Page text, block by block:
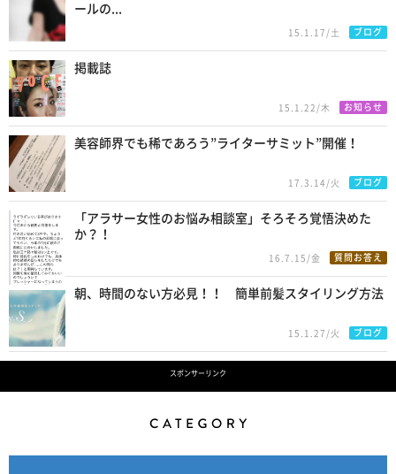
ールの...
15.1.17/土 ブログ
掲載誌
15.1.22/木 お知らせ
美容師界でも稀であろう”ライターサミット”開催！
17.3.14/火 ブログ
「アラサー女性のお悩み相談室」そろそろ覚悟決めた
か？！
16.7.15/金 質問お答え
朝、時間のない方必見！！ 簡単前髪スタイリング方法
15.1.27/火 ブログ
スポンサーリンク